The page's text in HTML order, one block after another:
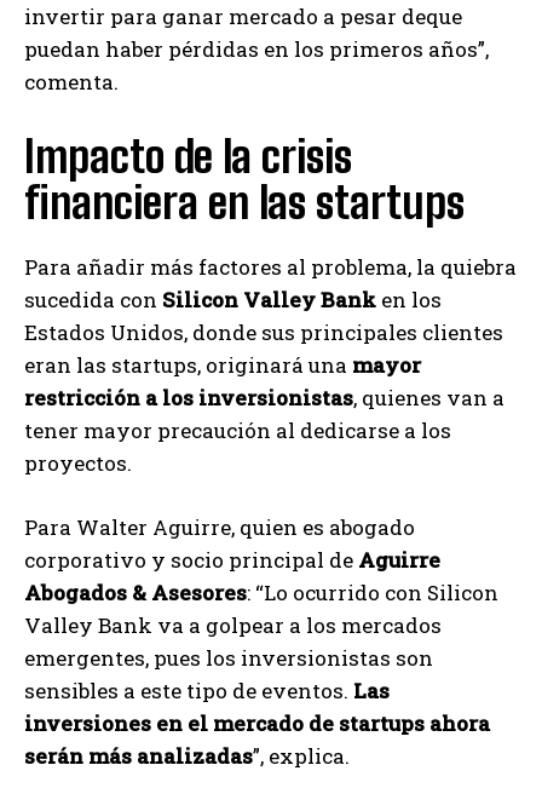
invertir para ganar mercado a pesar deque
puedan haber pérdidas en los primeros años”,
comenta.
Impacto de la crisis
financiera en las startups
Para añadir más factores al problema, la quiebra
sucedida con Silicon Valley Bank en los
Estados Unidos, donde sus principales clientes
eran las startups, originará una mayor
restricción a los inversionistas, quienes van a
tener mayor precaución al dedicarse a los
proyectos.
Para Walter Aguirre, quien es abogado
corporativo y socio principal de Aguirre
Abogados & Asesores: “Lo ocurrido con Silicon
Valley Bank va a golpear a los mercados
emergentes, pues los inversionistas son
sensibles a este tipo de eventos. Las
inversiones en el mercado de startups ahora
serán más analizadas”, explica.